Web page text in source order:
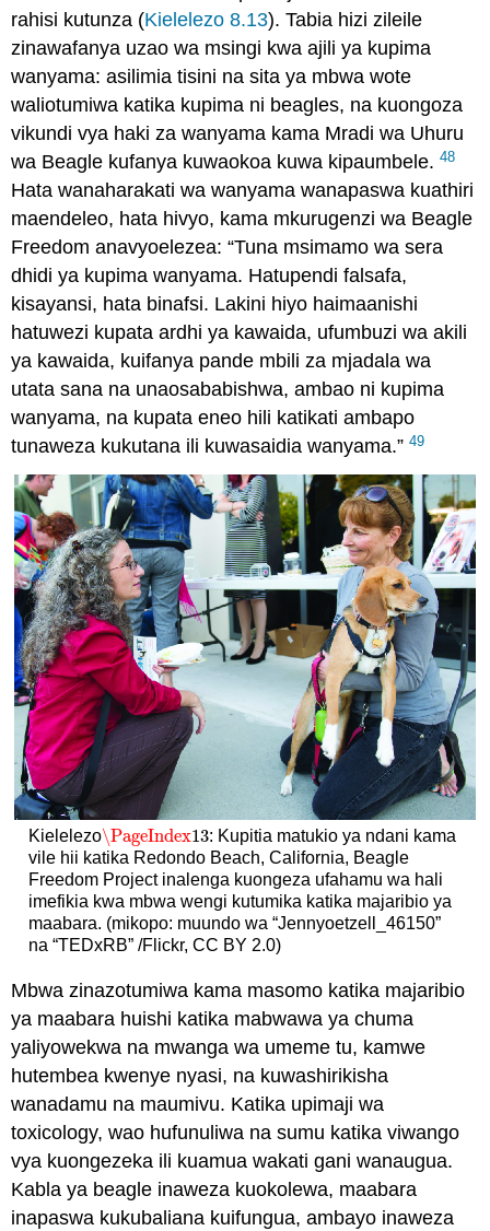
rahisi kutunza (Kielelezo 8.13). Tabia hizi zileile
zinawafanya uzao wa msingi kwa ajili ya kupima
wanyama: asilimia tisini na sita ya mbwa wote
waliotumiwa katika kupima ni beagles, na kuongoza
vikundi vya haki za wanyama kama Mradi wa Uhuru
wa Beagle kufanya kuwaokoa kuwa kipaumbele.48
Hata wanaharakati wa wanyama wanapaswa kuathiri
maendeleo, hata hivyo, kama mkurugenzi wa Beagle
Freedom anavyoelezea: “Tuna msimamo wa sera
dhidi ya kupima wanyama. Hatupendi falsafa,
kisayansi, hata binafsi. Lakini hiyo haimaanishi
hatuwezi kupata ardhi ya kawaida, ufumbuzi wa akili
ya kawaida, kuifanya pande mbili za mjadala wa
utata sana na unaosababishwa, ambao ni kupima
wanyama, na kupata eneo hili katikati ambapo
tunaweza kukutana ili kuwasaidia wanyama.”49
Kielelezo\PageIndex13
\PageIndex13: Kupitia matukio ya ndani kama
vile hii katika Redondo Beach, California, Beagle
Freedom Project inalenga kuongeza ufahamu wa hali
imefikia kwa mbwa wengi kutumika katika majaribio ya
maabara. (mikopo: muundo wa “Jennyoetzell_46150”
na “TEDxRB” /Flickr, CC BY 2.0)
Mbwa zinazotumiwa kama masomo katika majaribio
ya maabara huishi katika mabwawa ya chuma
yaliyowekwa na mwanga wa umeme tu, kamwe
hutembea kwenye nyasi, na kuwashirikisha
wanadamu na maumivu. Katika upimaji wa
toxicology, wao hufunuliwa na sumu katika viwango
vya kuongezeka ili kuamua wakati gani wanaugua.
Kabla ya beagle inaweza kuokolewa, maabara
inapaswa kukubaliana kuifungua, ambayo inaweza